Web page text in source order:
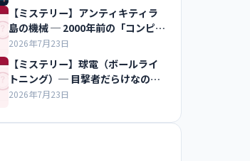
【ミステリー】アンティキティラ
島の機械 ─ 2000年前の「コンピュ
ータ」
2026年7月23日
【ミステリー】球電（ボールライ
トニング）─ 目撃者だらけなのに
再現できない光
2026年7月23日